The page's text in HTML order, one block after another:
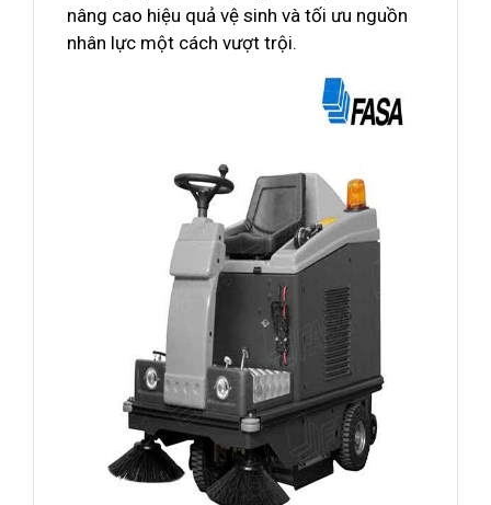
nâng cao hiệu quả vệ sinh và tối ưu nguồn
nhân lực một cách vượt trội.